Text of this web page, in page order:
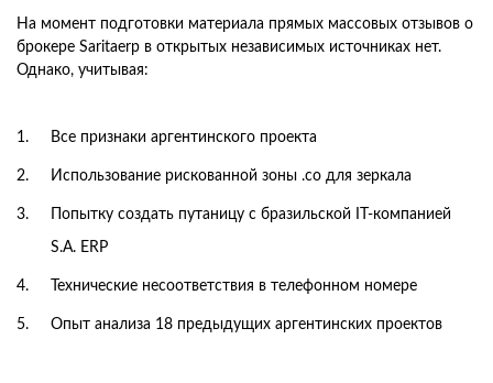
На момент подготовки материала прямых массовых отзывов о
брокере Saritaerp в открытых независимых источниках нет.
Однако, учитывая:
Все признаки аргентинского проекта
Использование рискованной зоны .co для зеркала
Попытку создать путаницу с бразильской IT-компанией
S.A. ERP
Технические несоответствия в телефонном номере
Опыт анализа 18 предыдущих аргентинских проектов